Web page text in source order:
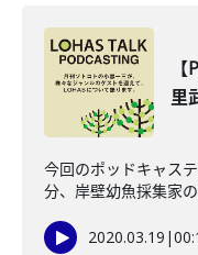
里
今回のポッドキャス
分、岸壁幼魚採集家
2020.03.19 |